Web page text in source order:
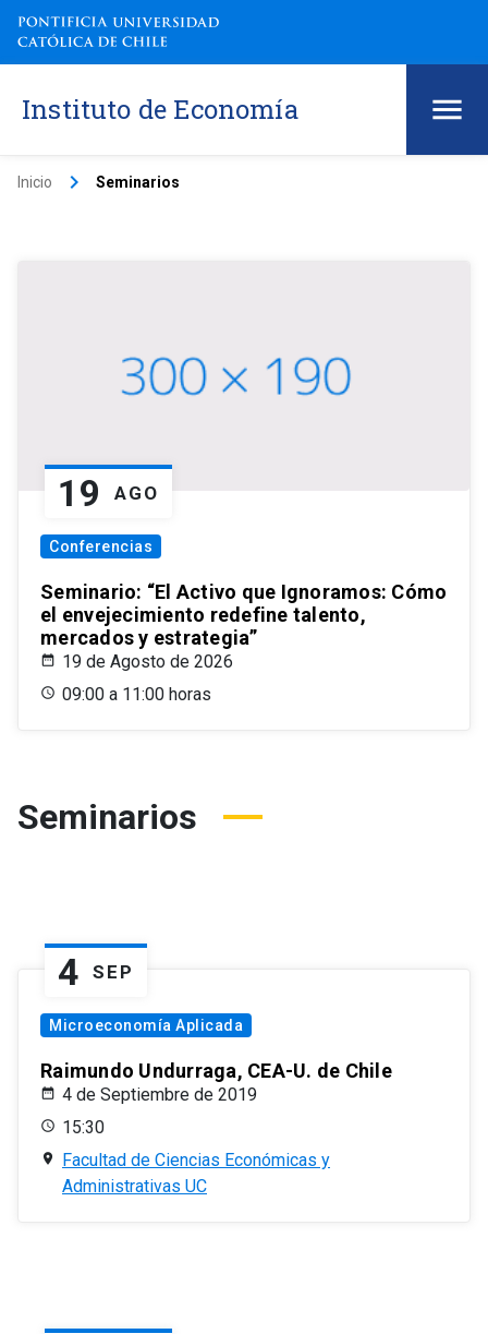
Instituto de Economía
Inicio keyboard_arrow_right Seminarios
19 AGO
Conferencias
Seminario: “El Activo que Ignoramos: Cómo
el envejecimiento redefine talento,
mercados y estrategia”
19 de Agosto de 2026
09:00 a 11:00 horas
Seminarios
4 SEP
Microeconomía Aplicada
Raimundo Undurraga, CEA-U. de Chile
4 de Septiembre de 2019
15:30
Facultad de Ciencias Económicas y
Administrativas UC